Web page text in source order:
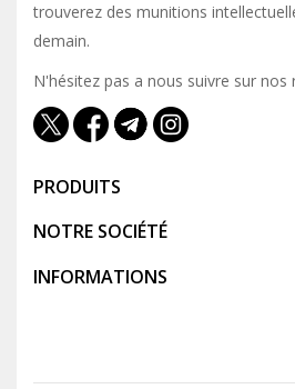
trouverez des munitions
demain.
N'hésitez pas a nous suivre sur nos
PRODUITS
NOTRE SOCIÉTÉ
INFORMATIONS